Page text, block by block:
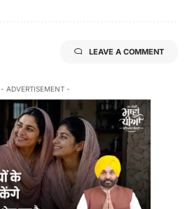
LEAVE A COMMENT
- ADVERTISEMENT -